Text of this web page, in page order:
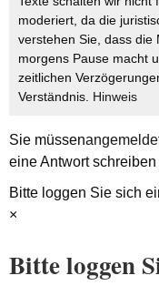
moderiert, da die
verstehen Sie, dass die
morgens Pause macht
zeitlichen
Verständnis. Hinweis
Sie müssen
eine Antwort
Bitte loggen Sie sich
×
Bitte loggen